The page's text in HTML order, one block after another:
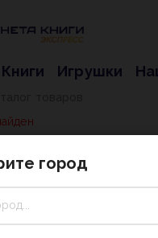
Книги Игрушки
город